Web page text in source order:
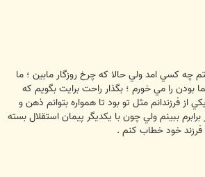
چه كسي امد ولي حالا كه چرخ روزگار مابين ؛ ما
بودن را مي خورم ؛ بگذار راحت برايت بگويم كه
از فرزندانم مثل تو بود تا همواره بتوانم ذهن و
ببينم ولي چون با يكديگر پيمان استقلال بسته
فرزند خود خطاب كنم .